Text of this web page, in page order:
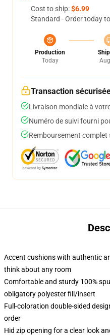
Cost to ship:$6.99
Standard - Order today
Production
Today
Transaction
Livraison mondiale à
Numéro de suivi fourni
Remboursement complet
Accent cushions with authentic
think about any room
Comfortable and sturdy 100%
obligatory polyester fill/insert
Full-coloration double-sided
order
Hid zip opening for a clear look